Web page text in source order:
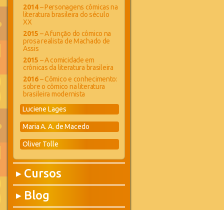
2014– Personagens cômicas na
literatura brasileira do século
XX
2015 – A função do cômico na
prosa realista de Machado de
Assis
2015 – A comicidade em
crônicas da literatura brasileira
2016– Cômico e conhecimento:
sobre o cômico na literatura
brasileira modernista
Luciene Lages
Maria A. A. de Macedo
Oliver Tolle
▶ Cursos
▶ Blog